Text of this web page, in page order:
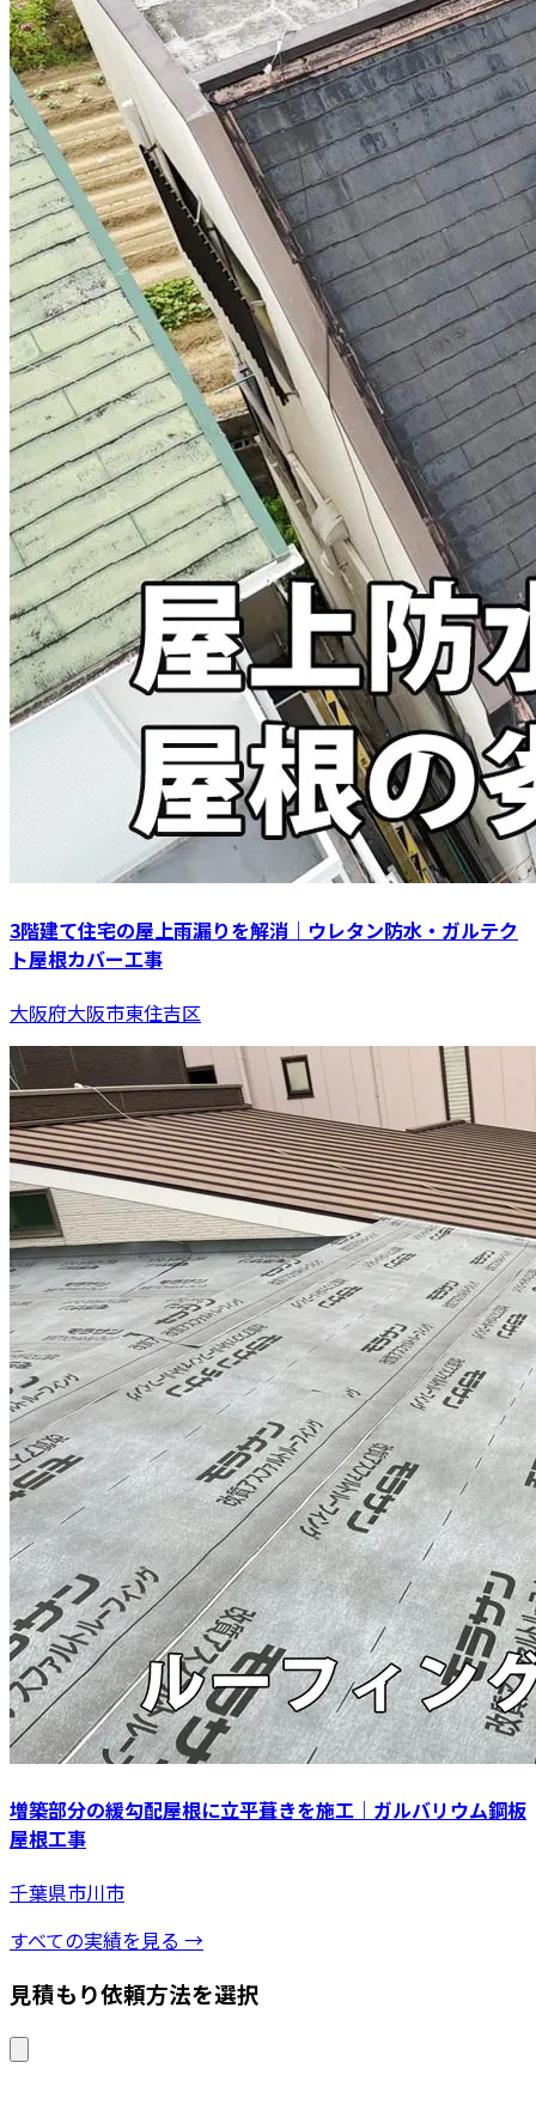
3階建て住宅の屋上雨漏りを解消｜ウレタン防水・ガルテク
ト屋根カバー工事
大阪府大阪市東住吉区
増築部分の緩勾配屋根に立平葺きを施工｜ガルバリウム鋼板
屋根工事
千葉県市川市
すべての実績を見る →
見積もり依頼方法を選択